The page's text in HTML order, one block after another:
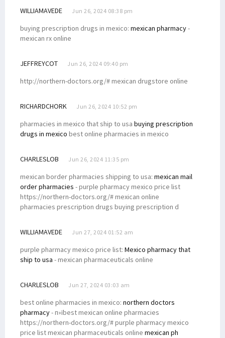
WILLIAMAVEDE Jun 26, 2024 08:38 pm
buying prescription drugs in mexico: mexican pharmacy-
mexican rx online
JEFFREYCOT Jun 26, 2024 09:40 pm
http://northern-doctors.org/# mexican drugstore online
RICHARDCHORK Jun 26, 2024 10:52 pm
pharmacies in mexico that ship to usa buying prescription
drugs in mexico best online pharmacies in mexico
CHARLESLOB Jun 26, 2024 11:35 pm
mexican border pharmacies shipping to usa: mexican mail
order pharmacies - purple pharmacy mexico price list
https://northern-doctors.org/# mexican online
pharmacies prescription drugs buying prescription d
WILLIAMAVEDE Jun 27, 2024 01:52 am
purple pharmacy mexico price list: Mexico pharmacy that
ship to usa - mexican pharmaceuticals online
CHARLESLOB Jun 27, 2024 03:03 am
best online pharmacies in mexico: northern doctors
pharmacy- п»їbest mexican online pharmacies
https://northern-doctors.org/# purple pharmacy mexico
price list mexican pharmaceuticals online mexican ph